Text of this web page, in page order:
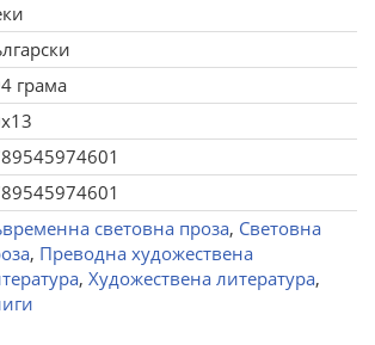
грама
световна проза, Световна
, Преводна художествена
, Художествена литература,